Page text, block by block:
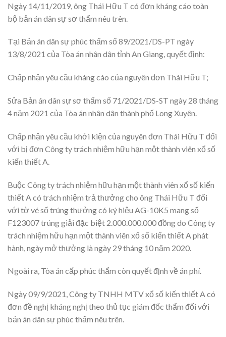
Ngày 14/11/2019, ông Thái Hữu T có đơn kháng cáo toàn
bộ bản án dân sự sơ thẩm nêu trên.
Tại Bản án dân sự phúc thẩm số 89/2021/DS-PT ngày
13/8/2021 của Tòa án nhân dân tỉnh An Giang, quyết định:
Chấp nhận yêu cầu kháng cáo của nguyên đơn Thái Hữu T;
Sửa Bản án dân sự sơ thẩm số 71/2021/DS-ST ngày 28 tháng
4 năm 2021 của Tòa án nhân dân thành phố Long Xuyên.
Chấp nhận yêu cầu khởi kiện của nguyên đơn Thái Hữu T đối
với bị đơn Công ty trách nhiệm hữu hạn một thành viên xổ số
kiến thiết A.
Buộc Công ty trách nhiệm hữu hạn một thành viên xổ số kiến
thiết A có trách nhiệm trả thưởng cho ông Thái Hữu T đối
với tờ vé số trúng thưởng có ký hiệu AG-10K5 mang số
F123007 trúng giải đặc biệt 2.000.000.000 đồng do Công ty
trách nhiệm hữu hạn một thành viên xổ số kiến thiết A phát
hành, ngày mở thưởng là ngày 29 tháng 10 năm 2020.
Ngoài ra, Tòa án cấp phúc thẩm còn quyết định về án phí.
Ngày 09/9/2021, Công ty TNHH MTV xổ số kiến thiết A có
đơn đề nghị kháng nghị theo thủ tục giám đốc thẩm đối với
bản án dân sự phúc thẩm nêu trên.